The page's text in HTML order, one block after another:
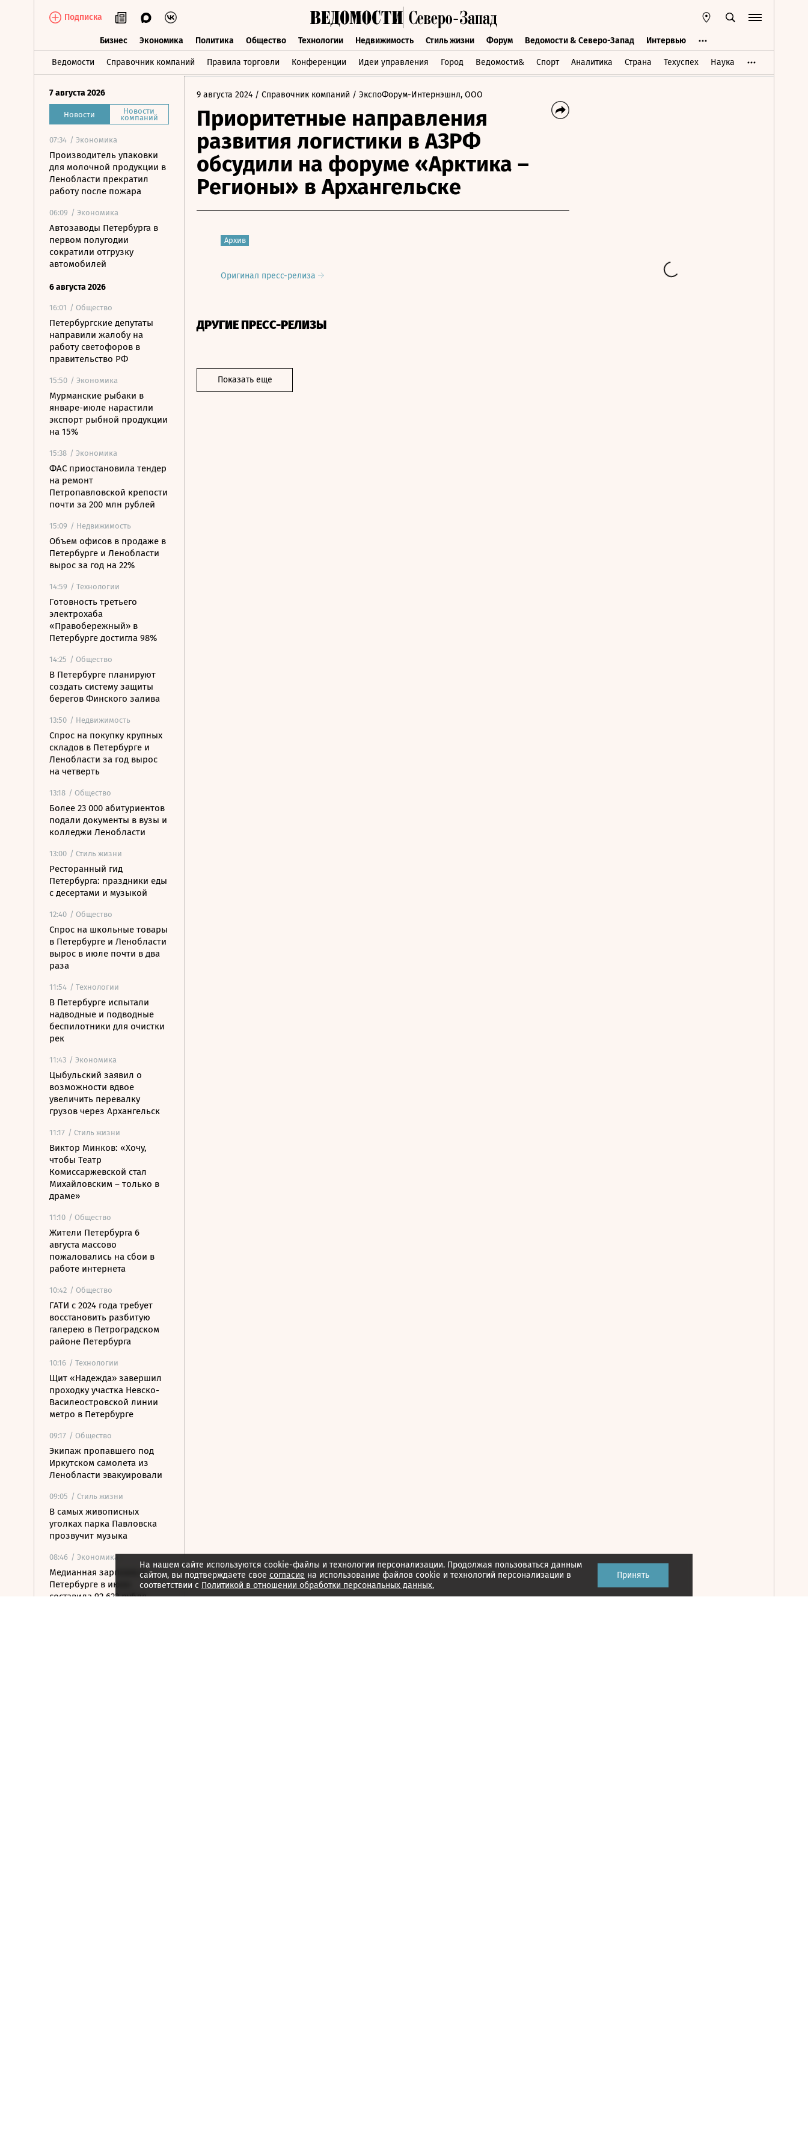
Подписка
Бизнес Экономика Политика Общество Технологии Недвижимость Стиль жизни Форум Ведомости & Северо-Запад Интервью
Ведомости Справочник компаний Правила торговли Конференции Идеи управления Город Ведомости& Спорт Аналитика Страна Техуспех Наука
Бизнес Экономика Политика Общество Технологии Недвижимость Стиль жизни Форум Ведомости & Северо-Запад Интервью
7 августа 2026
Новости Новости
компаний
07:34 / Экономика
Производитель упаковки
для молочной продукции в
Ленобласти прекратил
работу после пожара
06:09 / Экономика
Автозаводы Петербурга в
первом полугодии
сократили отгрузку
автомобилей
6 августа 2026
16:01 / Общество
Петербургские депутаты
направили жалобу на
работу светофоров в
правительство РФ
15:50 / Экономика
Мурманские рыбаки в
январе-июле нарастили
экспорт рыбной продукции
на 15%
15:38 / Экономика
ФАС приостановила тендер
на ремонт
Петропавловской крепости
почти за 200 млн рублей
15:09 / Недвижимость
Объем офисов в продаже в
Петербурге и Ленобласти
вырос за год на 22%
14:59 / Технологии
Готовность третьего
электрохаба
«Правобережный» в
Петербурге достигла 98%
14:25 / Общество
В Петербурге планируют
создать систему защиты
берегов Финского залива
13:50 / Недвижимость
Спрос на покупку крупных
складов в Петербурге и
Ленобласти за год вырос
на четверть
13:18 / Общество
Более 23 000 абитуриентов
подали документы в вузы и
колледжи Ленобласти
13:00 / Стиль жизни
Ресторанный гид
Петербурга: праздники еды
с десертами и музыкой
12:40 / Общество
Спрос на школьные товары
в Петербурге и Ленобласти
вырос в июле почти в два
раза
11:54 / Технологии
В Петербурге испытали
надводные и подводные
беспилотники для очистки
рек
11:43 / Экономика
Цыбульский заявил о
возможности вдвое
увеличить перевалку
грузов через Архангельск
11:17 / Стиль жизни
Виктор Минков: «Хочу,
чтобы Театр
Комиссаржевской стал
Михайловским – только в
драме»
11:10 / Общество
Жители Петербурга 6
августа массово
пожаловались на сбои в
работе интернета
10:42 / Общество
ГАТИ с 2024 года требует
восстановить разбитую
галерею в Петроградском
районе Петербурга
10:16 / Технологии
Щит «Надежда» завершил
проходку участка Невско-
Василеостровской линии
метро в Петербурге
09:17 / Общество
Экипаж пропавшего под
Иркутском самолета из
Ленобласти эвакуировали
09:05 / Стиль жизни
В самых живописных
уголках парка Павловска
прозвучит музыка
08:46 / Экономика
Медианная зарплата в
Петербурге в июле
составила 92 622 рубля
9 августа 2024 / Справочник компаний / ЭкспоФорум-Интернэшнл, ООО
Приоритетные направления
развития логистики в АЗРФ
обсудили на форуме «Арктика –
Регионы» в Архангельске
Архив
Оригинал пресс-релиза
ДРУГИЕ ПРЕСС-РЕЛИЗЫ
Показать еще
На нашем сайте используются cookie-файлы и технологии персонализации. Продолжая пользоваться данным
сайтом, вы подтверждаете свое согласие на использование файлов cookie и технологий персонализации в
соответствии с Политикой в отношении обработки персональных данных.
Принять